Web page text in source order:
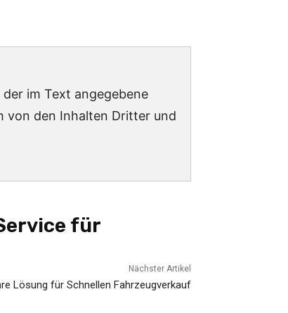
im Text angegebene
von den Inhalten Dritter und
für
Nächster Artikel
Lösung für Schnellen Fahrzeugverkauf